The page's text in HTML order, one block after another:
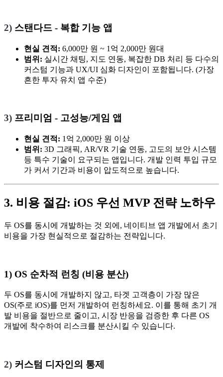
2) 스탠다드 - 복합 기능 앱
현실 견적: 6,000만 원 ~ 1억 2,000만 원대
범위: 실시간 채팅, 지도 연동, 복잡한 DB 처리 등 다수의
커스텀 기능과 UX/UI 심화 디자인이 포함됩니다. (가장
흔한 투자 유치 앱 수준)
3) 프리미엄 - 고성능/게임 앱
현실 견적: 1억 2,000만 원 이상
범위: 3D 그래픽, AR/VR 기술 연동, 고도의 보안 시스템
등 특수 기술이 요구되는 앱입니다. 개발 인력 투입 규모
가 커서 기간과 비용이 압도적으로 높습니다.
3. 비용 절감: iOS 우선 MVP 전략 노하우
두 OS를 동시에 개발하는 것 외에, 네이티브 앱 개발에서 초기
비용을 가장 현실적으로 절감하는 전략입니다.
1) OS 순차적 런칭 (비용 분산)
두 OS를 동시에 개발하지 않고, 타겟 고객층이 가장 많은
OS(주로 iOS)를 먼저 개발하여 런칭하세요. 이를 통해 초기 개
발 비용을 절반으로 줄이고, 시장 반응을 검증한 후 다른 OS
개발에 착수하여 리스크를 분산시킬 수 있습니다.
2) 커스텀 디자인의 통제